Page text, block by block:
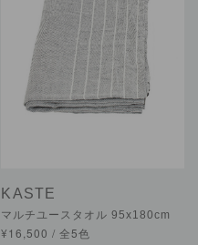
KASTE
マルチユースタオル 95x180cm
¥16,500 / 全5色